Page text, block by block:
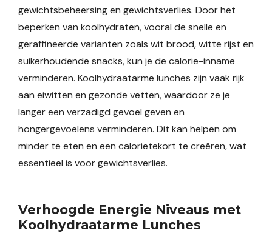
gewichtsbeheersing en gewichtsverlies. Door het
beperken van koolhydraten, vooral de snelle en
geraffineerde varianten zoals wit brood, witte rijst en
suikerhoudende snacks, kun je de calorie-inname
verminderen. Koolhydraatarme lunches zijn vaak rijk
aan eiwitten en gezonde vetten, waardoor ze je
langer een verzadigd gevoel geven en
hongergevoelens verminderen. Dit kan helpen om
minder te eten en een calorietekort te creëren, wat
essentieel is voor gewichtsverlies.
Verhoogde Energie Niveaus met
Koolhydraatarme Lunches